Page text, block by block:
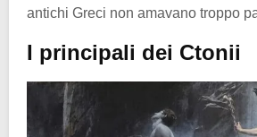
antichi Greci non amavano troppo
I principali dei Ctonii